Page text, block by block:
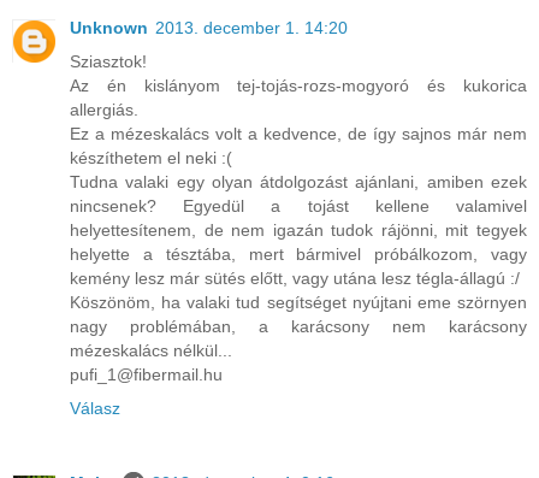
Unknown 2013. december 1. 14:20
Sziasztok!
Az én kislányom tej-tojás-rozs-mogyoró és kukorica
allergiás.
Ez a mézeskalács volt a kedvence, de így sajnos már nem
készíthetem el neki :(
Tudna valaki egy olyan átdolgozást ajánlani, amiben ezek
nincsenek? Egyedül a tojást kellene valamivel
helyettesítenem, de nem igazán tudok rájönni, mit tegyek
helyette a tésztába, mert bármivel próbálkozom, vagy
kemény lesz már sütés előtt, vagy utána lesz tégla-állagú :/
Köszönöm, ha valaki tud segítséget nyújtani eme szörnyen
nagy problémában, a karácsony nem karácsony
mézeskalács nélkül...
pufi_1@fibermail.hu
Válasz